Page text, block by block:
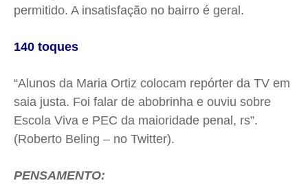
permitido. A insatisfação no bairro é geral.
140 toques
“Alunos da Maria Ortiz colocam repórter da TV em
saia justa. Foi falar de abobrinha e ouviu sobre
Escola Viva e PEC da maioridade penal, rs”.
(Roberto Beling – no Twitter).
PENSAMENTO: